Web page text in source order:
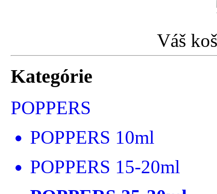
Váš
Kategórie
POPPERS
POPPERS 10ml
POPPERS 15-20ml